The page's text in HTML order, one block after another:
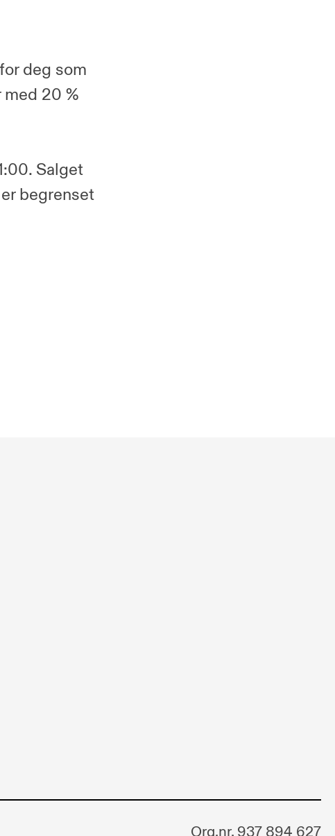
deg som
20 %
Salget
begrenset